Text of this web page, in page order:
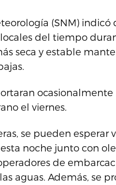
(SNM)
del tiempo
seca y estable
el viernes.
se pueden esperar
noche junto con
de
aguas. Además, se